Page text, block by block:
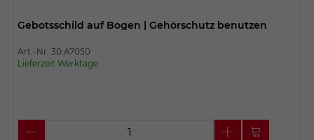
Gebotsschild auf Bogen | Gehörschutz benutzen
Art.-Nr. 30.A7050
Lieferzeit Werktage